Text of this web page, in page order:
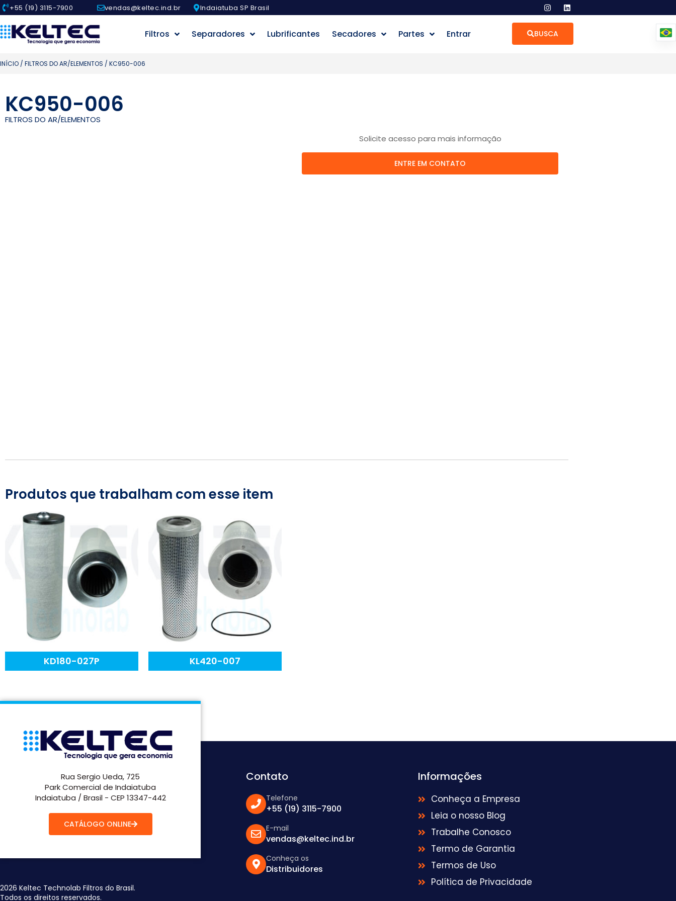
+55 (19) 3115-7900 vendas@keltec.ind.br Indaiatuba SP Brasil
Filtros Separadores Lubrificantes Secadores Partes Entrar BUSCA
INÍCIO / FILTROS DO AR/ELEMENTOS / KC950-006
KC950-006
FILTROS DO AR/ELEMENTOS
Solicite acesso para mais informação
ENTRE EM CONTATO
Produtos que trabalham com esse item
KD180-027P KL420-007
Rua Sergio Ueda, 725
Park Comercial de Indaiatuba
Indaiatuba / Brasil - CEP 13347-442
CATÁLOGO ONLINE
2026 Keltec Technolab Filtros do Brasil.
Todos os direitos reservados.
Contato
Telefone
+55 (19) 3115-7900
E-mail
vendas@keltec.ind.br
Conheça os
Distribuidores
Informações
Conheça a Empresa
Leia o nosso Blog
Trabalhe Conosco
Termo de Garantia
Termos de Uso
Política de Privacidade